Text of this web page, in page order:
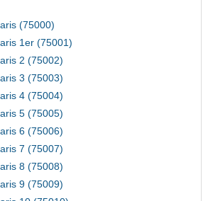
(75000)
1er (75001)
2 (75002)
3 (75003)
4 (75004)
5 (75005)
6 (75006)
7 (75007)
8 (75008)
9 (75009)